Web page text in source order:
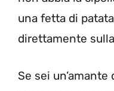
una fetta di
direttamente
Se sei un’amante